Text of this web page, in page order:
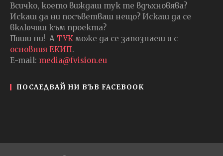
Всичко, което виждаш тук те вдъхновява?
Искаш да ни посъветваш нещо? Искаш да се
включиш към проекта?
Пиши ни! А ТУК може да се запознаеш и с
основния ЕКИП.
E-mail: media@fvision.eu
ПОСЛЕДВАЙ НИ ВЪВ FACEBOOK